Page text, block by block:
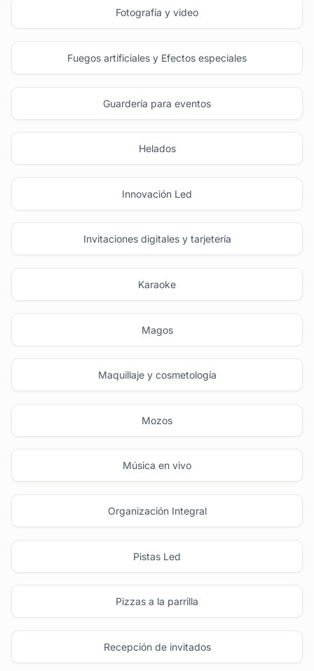
Fotografía y video
Fuegos artificiales y Efectos especiales
Guardería para eventos
Helados
Innovación Led
Invitaciones digitales y tarjetería
Karaoke
Magos
Maquillaje y cosmetología
Mozos
Música en vivo
Organización Integral
Pistas Led
Pizzas a la parrilla
Recepción de invitados